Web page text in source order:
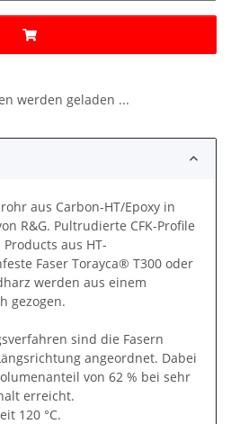
werden geladen ...
aus Carbon-HT/Epoxy in
R&G. Pultrudierte CFK-Profile
aus HT-
Faser Torayca® T300 oder
werden aus einem
gezogen.
sind die Fasern
angeordnet. Dabei
von 62 % bei sehr
erreicht.
120 °C.